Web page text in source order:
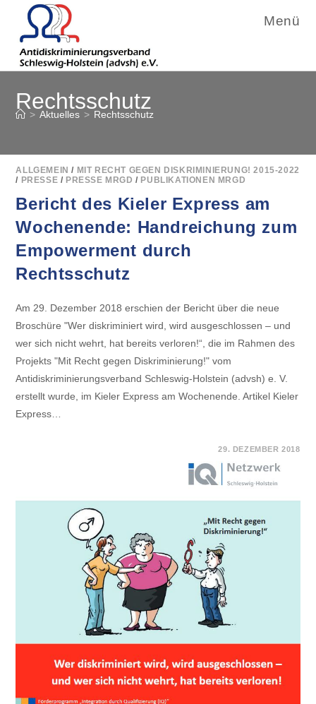
Inhalt
springen
Menü
Rechtsschutz
> Aktuelles > Rechtsschutz
ALLGEMEIN / MIT RECHT GEGEN DISKRIMINIERUNG! 2015-2022
/ PRESSE / PRESSE MRGD / PUBLIKATIONEN MRGD
Bericht des Kieler Express am
Wochenende: Handreichung zum
Empowerment durch
Rechtsschutz
Am 29. Dezember 2018 erschien der Bericht über die neue
Broschüre "Wer diskriminiert wird, wird ausgeschlossen – und
wer sich nicht wehrt, hat bereits verloren!“, die im Rahmen des
Projekts "Mit Recht gegen Diskriminierung!" vom
Antidiskriminierungsverband Schleswig-Holstein (advsh) e. V.
erstellt wurde, im Kieler Express am Wochenende. Artikel Kieler
Express…
EXPRESS
WOCHENENDE:
EMPOWERMENT
DURCH
RECHTSSCHUTZ
29. DEZEMBER 2018